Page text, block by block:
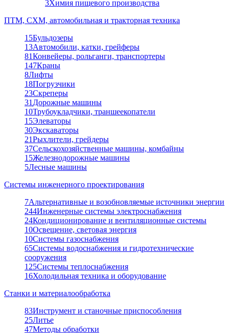
3Химия пищевого производства
ПТМ, СХМ, автомобильная и тракторная техника
15Бульдозеры
13Автомобили, катки, грейферы
81Конвейеры, рольганги, транспортеры
147Краны
8Лифты
18Погрузчики
23Скреперы
31 Дорожные машины
10Трубоукладчики, траншеекопатели
15Элеваторы
30Экскаваторы
21Рыхлители, грейдеры
37Сельскохозяйственные машины, комбайны
15Железнодорожные машины
5Лесные машины
Системы инженерного проектирования
7Альтернативные и возобновляемые источники энергии
244Инженерные системы электроснабжения
24Кондиционирование и вентиляционные системы
10Освещение, световая энергия
10Системы газоснабжения
65Системы водоснабжения и гидротехнические
сооружения
125Системы теплоснабжения
16Холодильная техника и оборудование
Станки и материалообработка
83Инструмент и станочные приспособления
25Литье
47Методы обработки